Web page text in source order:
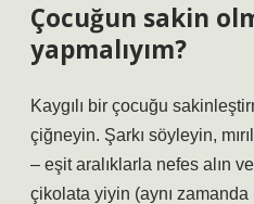
Çocuğun sakin
yapmalıyım?
Kaygılı bir çocuğu
çiğneyin. Şarkı söyleyin,
– eşit aralıklarla nefes alın
çikolata yiyin (aynı